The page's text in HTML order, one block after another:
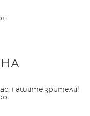
нашите зрители!